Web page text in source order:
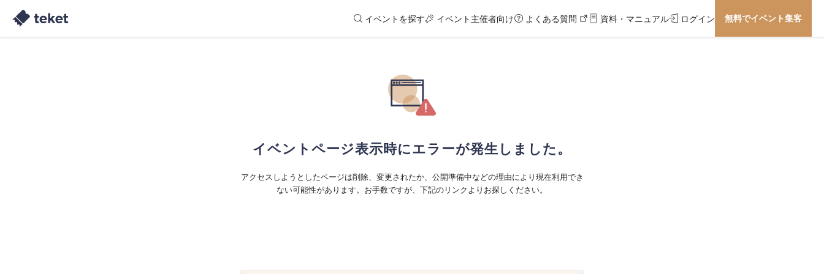
イベントを探す イベント主催者向け よくある質問 資料・マニュアル ログイン 無料でイベント集客
イベントページ表示時にエラーが発生しました。
アクセスしようとしたページは削除、変更されたか、公開準備中などの理由により現在利用でき
ない可能性があります。お手数ですが、下記のリンクよりお探しください。